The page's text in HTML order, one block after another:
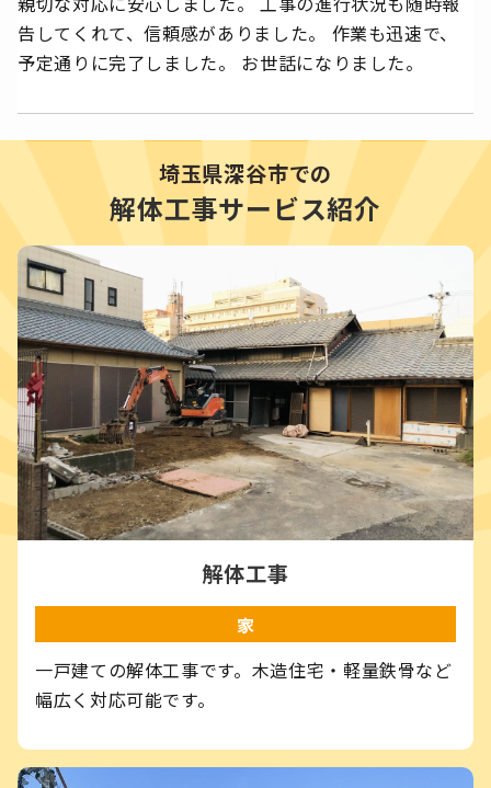
告してくれて、信頼感がありました。 作業も迅速で、
予定通りに完了しました。 お世話になりました。
埼玉県深谷市での
解体工事サービス紹介
解体工事
家
一戸建ての解体工事です。木造住宅・軽量鉄骨など
幅広く対応可能です。